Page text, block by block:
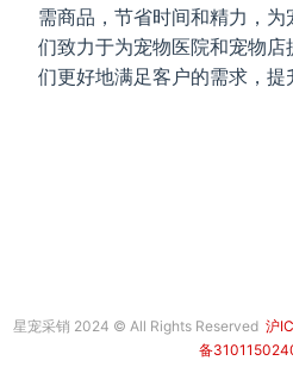
需商品，节省时间和精力，
们致力于为宠物医院和宠物
们更好地满足客户的需求，提
星宠采销 2024 © All Rights Reserved 沪
备